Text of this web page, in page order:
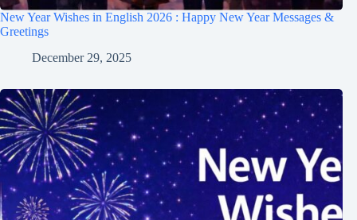
New Year Wishes in English 2026 : Happy New Year Messages &
Greetings
December 29, 2025